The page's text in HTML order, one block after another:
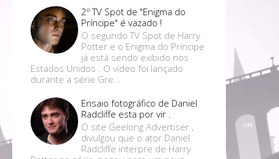
2º TV Spot de "Enigma do
Príncipe" é vazado !
O segundo TV Spot de Harry
Potter e o Enigma do Príncipe
já está sendo exibido nos
Estados Unidos . O vídeo foi lançado
durante a série Gre...
Ensaio fotográfico de Daniel
Radcliffe esta por vir .
O site Geelong Advertiser ,
divulgou que o ator Daniel
Radcliffe interpre de Harry